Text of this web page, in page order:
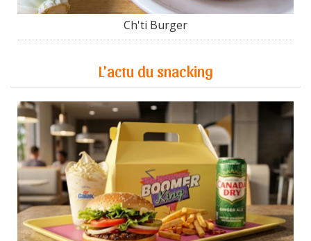
Ch'ti Burger
L'actu du snacking